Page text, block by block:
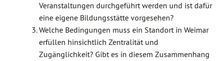
Veranstaltungen durchgeführt werden und ist dafür
eine eigene Bildungsstätte vorgesehen?
Welche Bedingungen muss ein Standort in Weimar
erfüllen hinsichtlich Zentralität und
Zugänglichkeit? Gibt es in diesem Zusammenhang